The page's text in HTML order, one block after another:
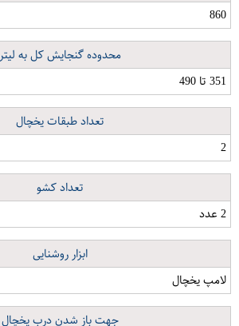
860
محدوده گنجایش کل به لیتر
351 تا 490
تعداد طبقات یخچال
2
تعداد کشو
2 عدد
ابزار روشنایی
لامپ یخچال
جهت باز شدن درب یخچال